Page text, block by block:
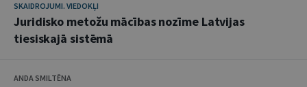
SKAIDROJUMI. VIEDOKĻI
Juridisko metožu mācības nozīme Latvijas
tiesiskajā sistēmā
ANDA SMILTĒNA